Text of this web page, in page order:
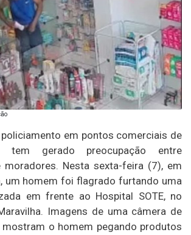
em pontos comerciais de
tem gerado preocupação entre
moradores. Nesta sexta-feira (7), em
um homem foi flagrado furtando uma
em frente ao Hospital SOTE, no
Imagens de uma câmera de
o homem pegando produtos